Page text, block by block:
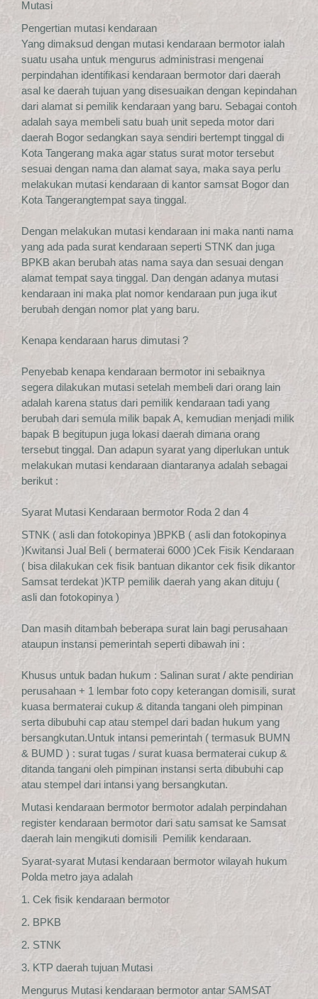
Mutasi
Pengertian mutasi kendaraan
Yang dimaksud dengan mutasi kendaraan bermotor ialah
suatu usaha untuk mengurus administrasi mengenai
perpindahan identifikasi kendaraan bermotor dari daerah
asal ke daerah tujuan yang disesuaikan dengan kepindahan
dari alamat si pemilik kendaraan yang baru. Sebagai contoh
adalah saya membeli satu buah unit sepeda motor dari
daerah Bogor sedangkan saya sendiri bertempt tinggal di
Kota Tangerang maka agar status surat motor tersebut
sesuai dengan nama dan alamat saya, maka saya perlu
melakukan mutasi kendaraan di kantor samsat Bogor dan
Kota Tangerangtempat saya tinggal.
Dengan melakukan mutasi kendaraan ini maka nanti nama
yang ada pada surat kendaraan seperti STNK dan juga
BPKB akan berubah atas nama saya dan sesuai dengan
alamat tempat saya tinggal. Dan dengan adanya mutasi
kendaraan ini maka plat nomor kendaraan pun juga ikut
berubah dengan nomor plat yang baru.
Kenapa kendaraan harus dimutasi ?
Penyebab kenapa kendaraan bermotor ini sebaiknya
segera dilakukan mutasi setelah membeli dari orang lain
adalah karena status dari pemilik kendaraan tadi yang
berubah dari semula milik bapak A, kemudian menjadi milik
bapak B begitupun juga lokasi daerah dimana orang
tersebut tinggal. Dan adapun syarat yang diperlukan untuk
melakukan mutasi kendaraan diantaranya adalah sebagai
berikut :
Syarat Mutasi Kendaraan bermotor Roda 2 dan 4
STNK ( asli dan fotokopinya )BPKB ( asli dan fotokopinya
)Kwitansi Jual Beli ( bermaterai 6000 )Cek Fisik Kendaraan
( bisa dilakukan cek fisik bantuan dikantor cek fisik dikantor
Samsat terdekat )KTP pemilik daerah yang akan dituju (
asli dan fotokopinya )
Dan masih ditambah beberapa surat lain bagi perusahaan
ataupun instansi pemerintah seperti dibawah ini :
Khusus untuk badan hukum : Salinan surat / akte pendirian
perusahaan + 1 lembar foto copy keterangan domisili, surat
kuasa bermaterai cukup & ditanda tangani oleh pimpinan
serta dibubuhi cap atau stempel dari badan hukum yang
bersangkutan.Untuk intansi pemerintah ( termasuk BUMN
& BUMD ) : surat tugas / surat kuasa bermaterai cukup &
ditanda tangani oleh pimpinan instansi serta dibubuhi cap
atau stempel dari intansi yang bersangkutan.
Mutasi kendaraan bermotor bermotor adalah perpindahan
register kendaraan bermotor dari satu samsat ke Samsat
daerah lain mengikuti domisili Pemilik kendaraan.
Syarat-syarat Mutasi kendaraan bermotor wilayah hukum
Polda metro jaya adalah
1. Cek fisik kendaraan bermotor
2. BPKB
2. STNK
3. KTP daerah tujuan Mutasi
Mengurus Mutasi kendaraan bermotor antar SAMSAT